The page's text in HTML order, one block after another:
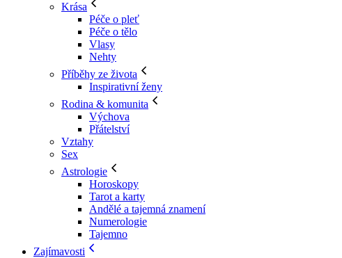
Krása
Péče o pleť
Péče o tělo
Vlasy
Nehty
Příběhy ze života
Inspirativní ženy
Rodina & komunita
Výchova
Přátelství
Vztahy
Sex
Astrologie
Horoskopy
Tarot a karty
Andělé a tajemná znamení
Numerologie
Tajemno
Zajímavosti